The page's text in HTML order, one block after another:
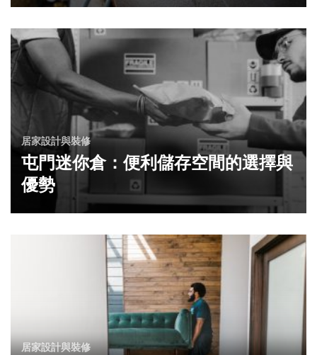
居家設計與裝修
屯門迷你倉：便利儲存空間的選擇與
優勢
居家設計與裝修